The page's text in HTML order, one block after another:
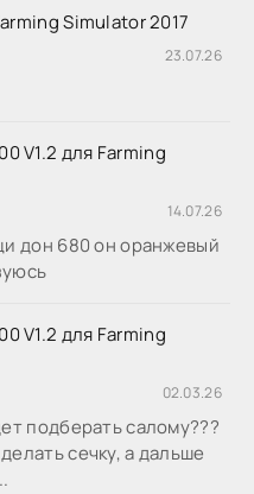
Simulator 2017
23.07.26
V1.2 для Farming
14.07.26
дон 680 он оранжевый
V1.2 для Farming
02.03.26
подберать салому???
сечку, а дальше